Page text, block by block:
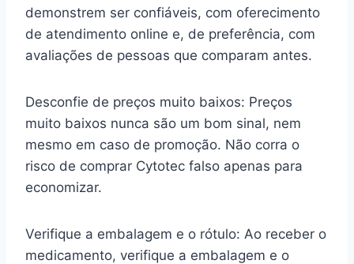
demonstrem ser confiáveis, com oferecimento
de atendimento online e, de preferência, com
avaliações de pessoas que comparam antes.
Desconfie de preços muito baixos: Preços
muito baixos nunca são um bom sinal, nem
mesmo em caso de promoção. Não corra o
risco de comprar Cytotec falso apenas para
economizar.
Verifique a embalagem e o rótulo: Ao receber o
medicamento, verifique a embalagem e o